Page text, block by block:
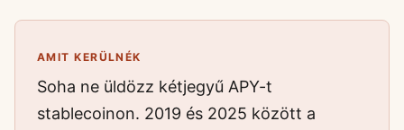
AMIT KERÜLNÉK
Soha ne üldözz kétjegyű APY-t
stablecoinon. 2019 és 2025 között a